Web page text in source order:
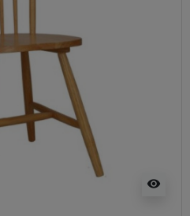
visibility